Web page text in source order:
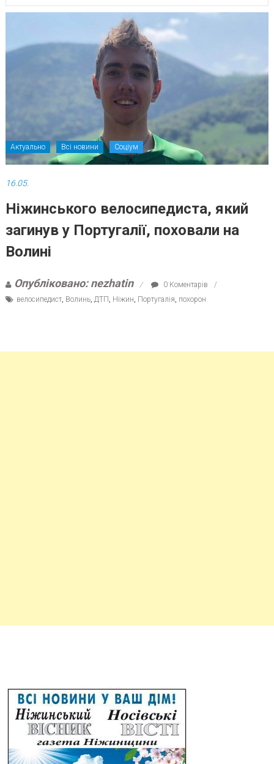
Актуально Всі новини Соціум
16.05.
Ніжинського велосипедиста, який
загинув у Португалії, поховали на
Волині
Опубліковано: nezhatin
0 Коментарів
велосипедист, Волинь, ДТП , Ніжин, Португалія, похорон